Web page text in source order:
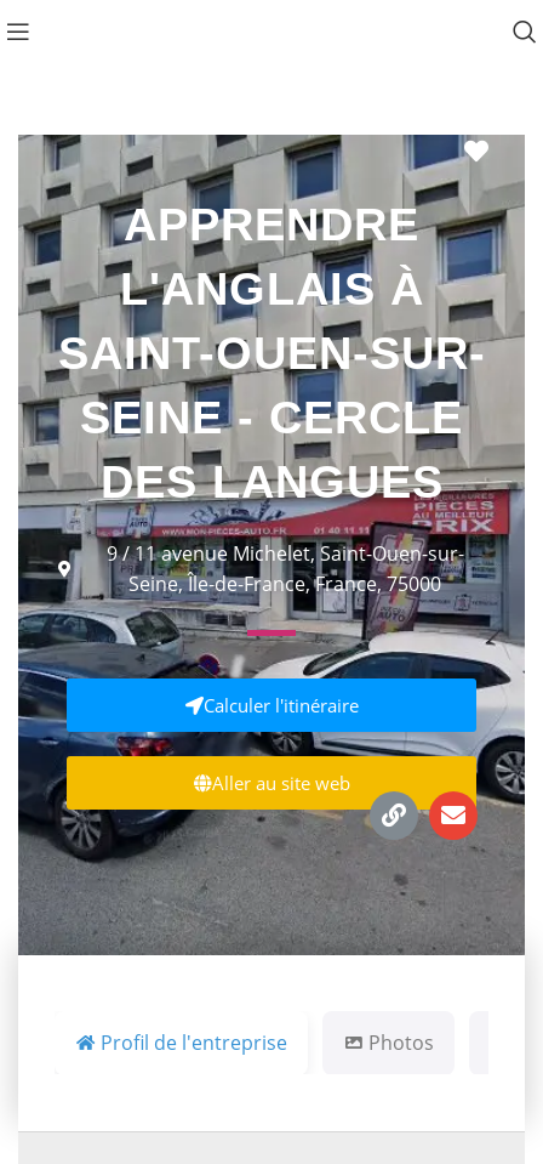
APPRENDRE
L'ANGLAIS À
SAINT-OUEN-SUR-
SEINE - CERCLE
DES LANGUES
9 / 11 avenue Michelet, Saint-Ouen-sur-
Seine, Île-de-France, France, 75000
Calculer l'itinéraire
Aller au site web
Profil de l'entreprise Photos